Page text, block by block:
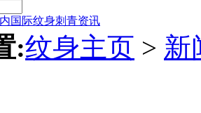
国际纹身刺青资讯
:纹身主页 > 新